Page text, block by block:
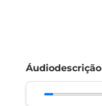
Áudiodescrição